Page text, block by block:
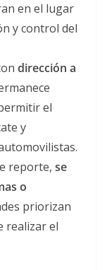
en el lugar
y control del
dirección a
el
y
reporte, se
o
priorizan
realizar el